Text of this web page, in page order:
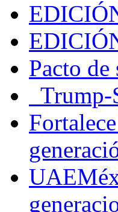
Pacto
Trump-